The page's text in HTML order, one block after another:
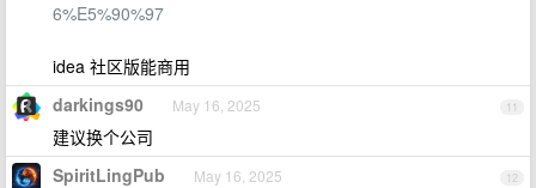
6%E5%90%97
idea 社区版能商用
11
darkings90 May 16, 2025
建议换个公司
12
SpiritLingPub May 16, 2025